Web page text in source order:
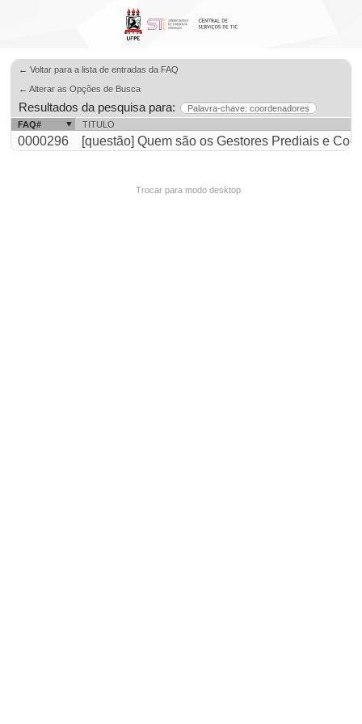
← Voltar para a lista de entradas da FAQ
← Alterar as Opções de Busca
Resultados da pesquisa para:
Palavra-chave: coordenadores
FAQ#
TITULO
0000296 [questão] Quem são os Gestores Prediais e
Trocar para modo desktop